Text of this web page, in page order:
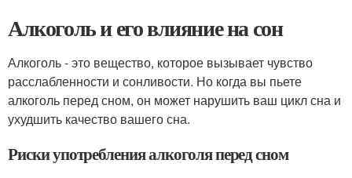
Алкоголь и его влияние на сон
Алкоголь - это вещество, которое вызывает чувство
расслабленности и сонливости. Но когда вы пьете
алкоголь перед сном, он может нарушить ваш цикл сна и
ухудшить качество вашего сна.
Риски употребления алкоголя перед сном